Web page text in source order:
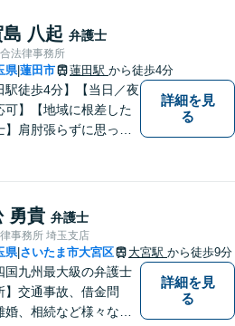
八起 弁護士
法律事務所
県|蓮田市 蓮田駅 から徒歩4分
駅徒歩4分】【当日／夜
可】【地域に根差した
】肩肘張らずに思って
詳細を見
る
勇貴 弁護士
事務所 埼玉支店
県| さいたま市大宮区 大宮駅 から徒歩9分
国九州最大級の弁護士
】交通事故、借金問
婚、相続など様々な問
詳細を見
る